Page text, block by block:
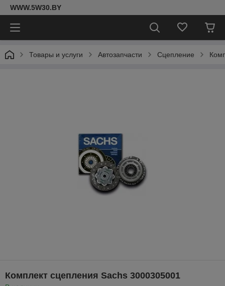
WWW.5W30.BY
Товары и услуги Автозапчасти Сцепление
Комплект сцепления Sachs 3000305001